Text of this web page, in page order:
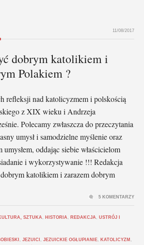
11/08/2017
dobrym katolikiem i
Polakiem ?
refleksji nad katolicyzmem i polskością
z XIX wieku i Andrzeja
Polecamy zwłaszcza do przeczytania
umysł i samodzielne myślenie oraz
umysłem, oddając siebie właścicielom
i wykorzystywanie !!! Redakcja
katolikiem i zarazem dobrym
SZTUKA HISTORIA REDAKCJA
USTRÓJ I
JEZUICI JEZUICKIE OGŁUPIANIE KATOLICYZM
5 KOMENTARZY